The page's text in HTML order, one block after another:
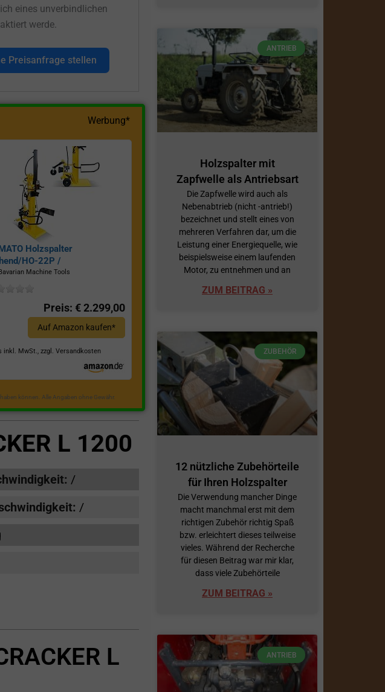
eines unverbindlichen
werde.
Preisanfrage stellen
Werbung*
Holzspalter
HO-22P /
Inkl.
Machine Tools
Preis: € 2.299,00
Auf Amazon kaufen*
inkl. MwSt., zzgl. Versandkosten
können. Alle Angaben ohne Gewähr.
L 1200
/
/
L
ANTRIEB
Holzspalter mit
Zapfwelle als Antriebsart
Die Zapfwelle wird auch als
Nebenabtrieb (nicht -antrieb!)
bezeichnet und stellt eines von
mehreren Verfahren dar, um die
Leistung einer Energiequelle, wie
beispielsweise einem laufenden
Motor, zu entnehmen und an
ZUM BEITRAG »
ZUBEHÖR
12 nützliche Zubehörteile
für Ihren Holzspalter
Die Verwendung mancher Dinge
macht manchmal erst mit dem
richtigen Zubehör richtig Spaß
bzw. erleichtert dieses teilweise
vieles. Während der Recherche
für diesen Beitrag war mir klar,
dass viele Zubehörteile
ZUM BEITRAG »
ANTRIEB